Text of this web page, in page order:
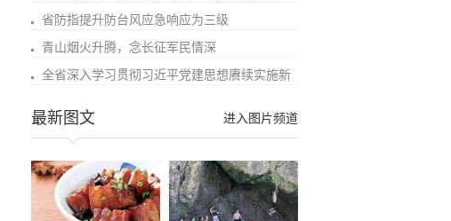
省防指提升防台风应急响应为三级
青山烟火升腾，念长征军民情深
全省深入学习贯彻习近平党建思想赓续实施新
进入图片频道
最新图文